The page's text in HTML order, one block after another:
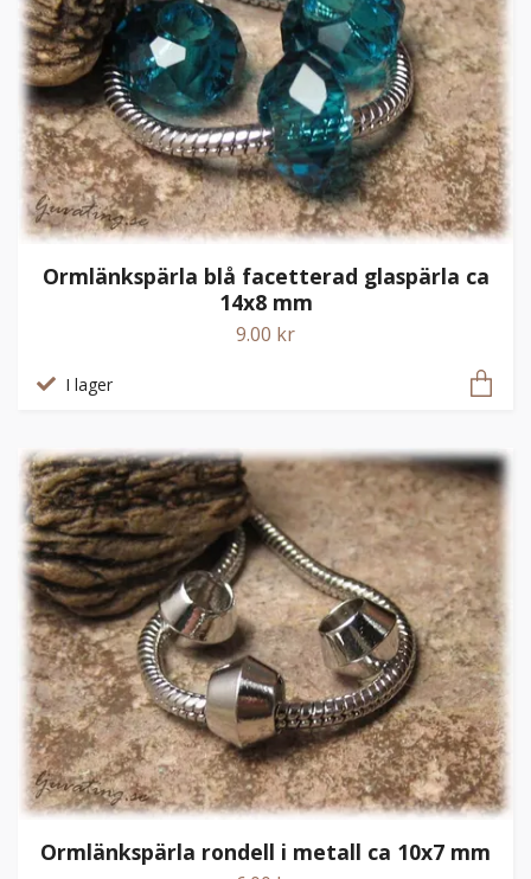
Ormlänkspärla blå facetterad glaspärla ca
14x8 mm
9.00 kr
I lager
Ormlänkspärla rondell i metall ca 10x7 mm